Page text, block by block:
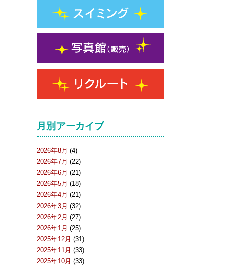
月別アーカイブ
2026年8月 (4)
2026年7月 (22)
2026年6月 (21)
2026年5月 (18)
2026年4月 (21)
2026年3月 (32)
2026年2月 (27)
2026年1月 (25)
2025年12月 (31)
2025年11月 (33)
2025年10月 (33)